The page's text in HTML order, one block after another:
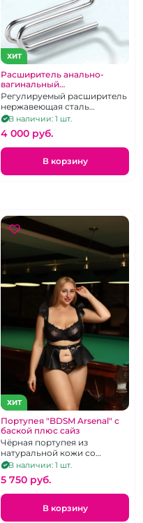
ХИТ
Расширитель анально-
вагинальный
профессианальный
Регулируемый расширитель
нержавеющая сталь
большой
В наличии: 1 шт.
4 000 pуб.
В корзину
ХИТ
Портупея "BDSM Arsenal" с
баской плюс сайз
Чёрная портупея из
натуральной кожи со
съёмной баской, размер XL
В наличии: 1 шт.
5 750 pуб.
В корзину